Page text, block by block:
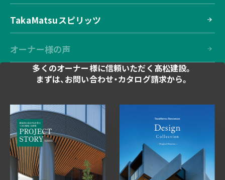
TakaMatsuスピリッツ
オーナー様の声
多くのオーナー様に信頼いただく髙松建設。
まずは、お問い合わせ・カタログ請求から。